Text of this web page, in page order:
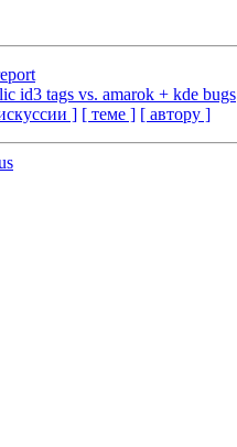
id3 tags vs. amarok + kde bugs
] [ теме ] [ автору ]